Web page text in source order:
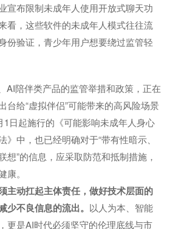
宣布限制未成年人使用开放式聊天功
看，这些软件的未成年人模式往往流
份验证，青少年用户想要绕过监管轻
AI陪伴类产品的监管举措和政策，正在
台给“虚拟伴侣”可能带来的高风险场景
1日起施行的《可能影响未成年人身心
中，也已经明确对于“带有性暗示、
想”的信息，应采取防范和抵制措施，
。
主动扛起主体责任，做好技术层面的
少不良信息的流出。 以人为本、智能
更是AI时代必须坚守的伦理底线与市